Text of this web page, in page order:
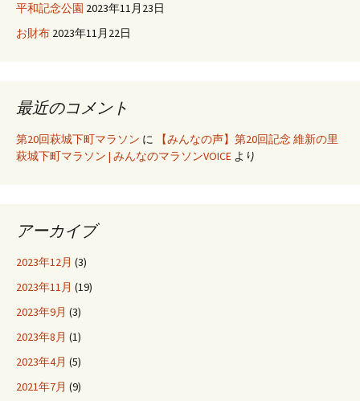
平和記念公園 2023年11月23日
お財布 2023年11月22日
最近のコメント
第20回萩城下町マラソン に
【みんなの声】第20回記念 維新の里
萩城下町マラソン | みんなのマラソンVOICE より
アーカイブ
2023年12月 (3)
2023年11月 (19)
2023年9月 (3)
2023年8月 (1)
2023年4月 (5)
2021年7月 (9)